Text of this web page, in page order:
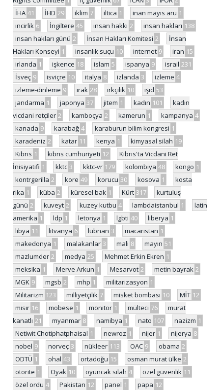
İHA 41 İHD 29 iklim 7 iltica 1 inan mayıs aru 1
incirlik 6 İngiltere 45 insan hakkı 2 insan hakları 138
insan hakları günü 2 İnsan Hakları Komitesi 2
İnsan
Hakları Konseyi 1 insanlık suçu 10 internet 9 iran 15
irlanda 1 işkence 18 islam 5 ispanya 9 israil 231
İsveç 9 isviçre 10 italya 8 izlanda 3 izleme 4
izleme-dinleme 9 ırak 28 ırkçılık 10 ışid 53
jandarma 1 japonya 37 jitem 1 kadın 101
kadın
vicdani retçiler 2 kamboçya 2 kamerun 1 kampanya 4
kanada 9 karabağ 4 karaburun bilim kongresi 1
karadeniz 2 katar 11 kenya 1 kimyasal silah 19
Kıbrıs 1 kıbrıs cumhuriyeti 12
Kıbrıs'ta Vicdani Ret
İnisiyatifi 1 kktc 3 kktc-vr 179 kolombiya 48 kongo 1
kontrgerilla 2 kore 49 korucu 30 kosova 1
kosta
rika 1 küba 2 küresel bak 1 Kürt 317
kurtuluş
günü 2 kuveyt 2 kuzey kutbu 4 lambdaistanbul 1
latin
amerika 1 ldp 1 letonya 1 lgbti 40 liberya 1
libya 11 litvanya 6 lübnan 3 macaristan 1
makedonya 1 malakanlar 3 mali 8 mayın 51
mazlumder 2 medya 25 Mehmet Erkin Ekren 1
meksika 1 Merve Arkun 1 Mesarvot 2 metin bayrak 2
MGK 9 mgsb 2 mhp 1 militarizasyon 1
Militarizm 123 milliyetçilik 7 misket bombası 10 MİT 12
mısır 16 mobese 1 monitor 1 mülteci 76
murat
kanatlı 21 myanmar 8 namibya 1 nato 107 nazizm 1
Netiwit Chotiphatphaisal 1 newroz 1 nijer 1 nijerya 8
nobel 9 norveç 3 nükleer 113 OAC 9 obama 2
ODTÜ 1 ohal 43 ortadoğu 15 osman murat ülke 2
otorite 1 Oyak 10 oyuncak silah 4 özel güvenlik 11
özel ordu 4 Pakistan 12 panel 1 papa 12